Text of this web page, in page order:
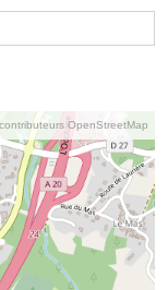
OpenStreetMap